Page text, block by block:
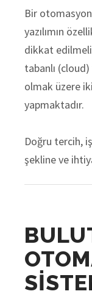
Bir
yazılımın
dikkat
tabanlı
olmak üzere
yapmaktadır.
Doğru tercih,
şekline ve